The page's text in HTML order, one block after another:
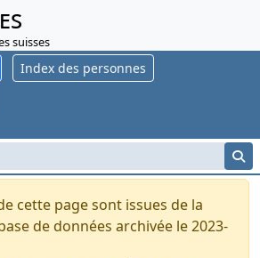
suisses
Index des personnes
cette page sont issues de la
de données archivée le 2023-